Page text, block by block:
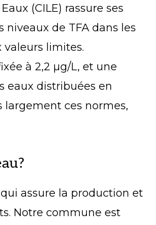
(CILE) rassure ses
de TFA dans les
limites.
à 2,2 µg/L, et une
eaux distribuées en
largement ces normes,
assure la production et
Notre commune est